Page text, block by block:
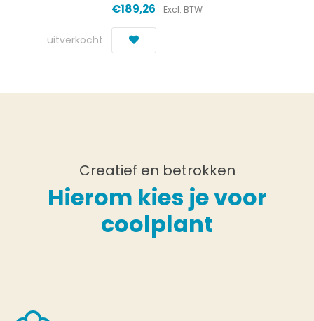
€189,26 Excl. BTW
uitverkocht
Creatief en betrokken
Hierom kies je voor
coolplant